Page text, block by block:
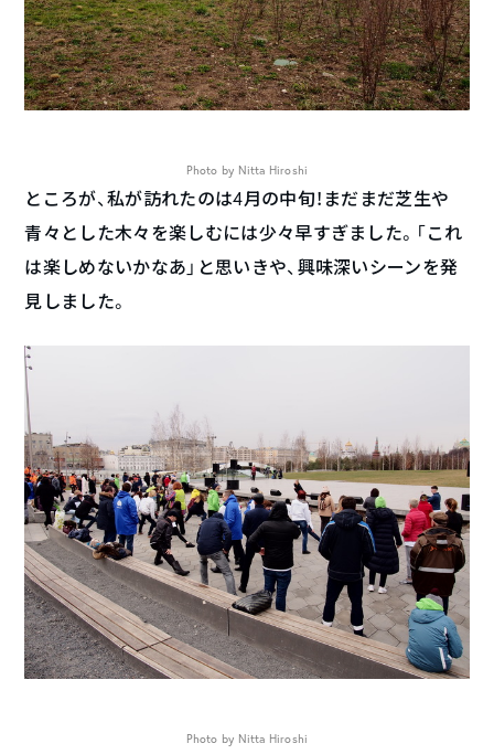
Photo by Nitta Hiroshi
ところが、私が訪れたのは4月の中旬！まだまだ芝生や
青々とした木々を楽しむには少々早すぎました。「これ
は楽しめないかなあ」と思いきや、興味深いシーンを発
見しました。
Photo by Nitta Hiroshi